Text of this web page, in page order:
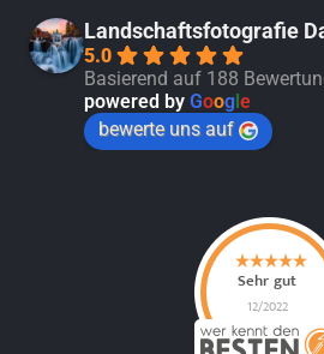
Landschaftsfotografie
5.0
Basierend auf 188
powered by Goog e
bewerte uns auf